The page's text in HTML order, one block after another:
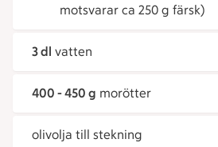
motsvarar ca 250 g färsk)
3 dl vatten
400 - 450 g morötter
olivolja till stekning